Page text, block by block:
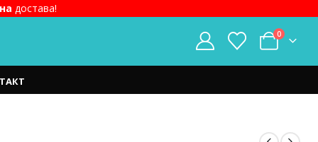
достава!
0